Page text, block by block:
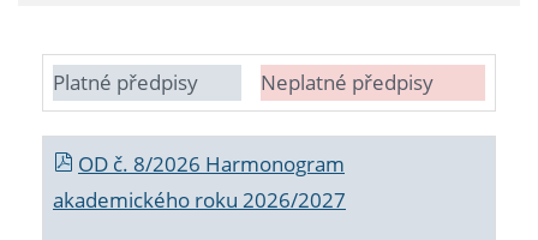
Platné předpisy Neplatné předpisy
OD č. 8/2026 Harmonogram
akademického roku 2026/2027